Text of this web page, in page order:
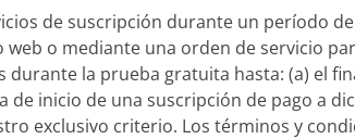
de suscripción durante un período
web o mediante una orden de servicio
la prueba gratuita hasta: (a) el
inicio de una suscripción de pago a
exclusivo criterio. Los términos y